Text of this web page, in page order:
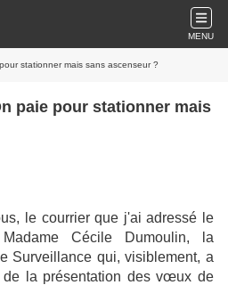
MENU
stationner mais sans ascenseur ?
paie pour stationner mais
le courrier que j'ai adressé le
Cécile Dumoulin, la
Surveillance qui, visiblement, a
la présentation des vœux de